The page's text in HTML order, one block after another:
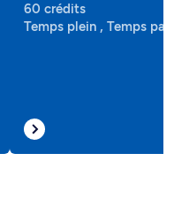
60 crédits
Temps plein , Temps